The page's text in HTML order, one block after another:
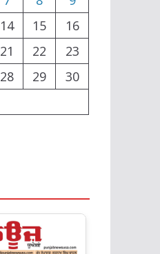
14 15
16
21 22
23
28 29
30